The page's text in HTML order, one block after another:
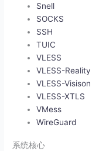
Snell
SOCKS
SSH
TUIC
VLESS
VLESS-Reality
VLESS-Visison
VLESS-XTLS
VMess
WireGuard
系统核心